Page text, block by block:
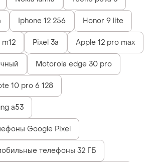
Iphone 12 256 Honor 9 lite
Pixel 3a Apple 12 pro max
Motorola edge 30 pro
10 pro 6 128
a53
Google Pixel
телефоны 32 ГБ